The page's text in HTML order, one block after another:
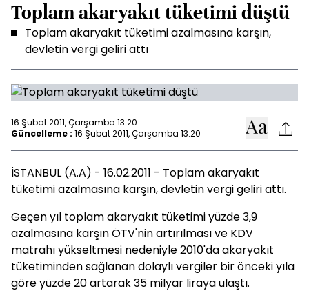
Toplam akaryakıt tüketimi düştü
Toplam akaryakıt tüketimi azalmasına karşın,
devletin vergi geliri attı
16 Şubat 2011, Çarşamba 13:20
Güncelleme : 16 Şubat 2011, Çarşamba 13:20
İSTANBUL (A.A) - 16.02.2011 - Toplam akaryakıt
tüketimi azalmasına karşın, devletin vergi geliri attı.
Geçen yıl toplam akaryakıt tüketimi yüzde 3,9
azalmasına karşın ÖTV'nin artırılması ve KDV
matrahı yükseltmesi nedeniyle 2010'da akaryakıt
tüketiminden sağlanan dolaylı vergiler bir önceki yıla
göre yüzde 20 artarak 35 milyar liraya ulaştı.